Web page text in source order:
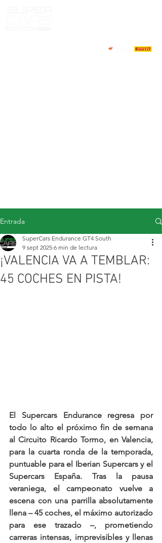
Entrada
¡VALENCIA VA A TEMBLAR:
45 COCHES EN PISTA!
SuperCars Endurance GT4 South
9 sept 2025 6 min de lectura
El Supercars Endurance regresa por
todo lo alto el próximo fin de semana
al Circuito Ricardo Tormo, en Valencia,
para la cuarta ronda de la temporada,
puntuable para el Iberian Supercars y el
Supercars España. Tras la pausa
veraniega, el campeonato vuelve a
escena con una parrilla absolutamente
llena – 45 coches, el máximo autorizado
para ese trazado –, prometiendo
carreras intensas, imprevisibles y llenas